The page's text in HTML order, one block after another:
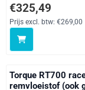
Prijs: 325,49,
€325,49
Prijs excl. btw: €269,00
Torque RT700
remvloeistof (ook